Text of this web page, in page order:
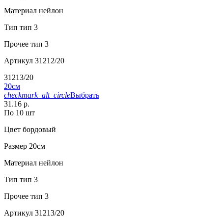
Материал нейлон
Тип тип 3
Прочее тип 3
Артикул 31212/20
31213/20
20см
checkmark_alt_circleВыбрать
31.16 р.
По 10 шт
Цвет бордовый
Размер 20см
Материал нейлон
Тип тип 3
Прочее тип 3
Артикул 31213/20